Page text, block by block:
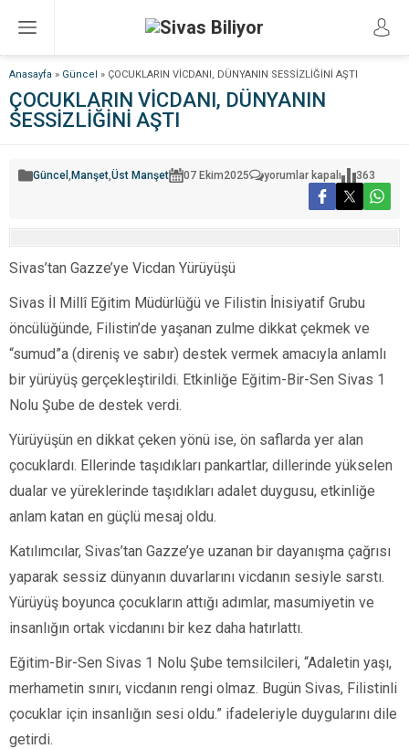
Anasayfa » Güncel » ÇOCUKLARIN VİCDANI, DÜNYANIN SESSİZLİĞİNİ AŞTI
ÇOCUKLARIN VİCDANI, DÜNYANIN
SESSİZLİĞİNİ AŞTI
Güncel , Manşet,Üst Manşet 07 Ekim2025
ÇOCUKLARIN
SESSİZLİĞİNİ
AŞTI
yorumlar kapalı 363
Sivas’tan Gazze’ye Vicdan Yürüyüşü
Sivas İl Millî Eğitim Müdürlüğü ve Filistin İnisiyatif Grubu
öncülüğünde, Filistin’de yaşanan zulme dikkat çekmek ve
“sumud”a (direniş ve sabır) destek vermek amacıyla anlamlı
bir yürüyüş gerçekleştirildi. Etkinliğe Eğitim-Bir-Sen Sivas 1
Nolu Şube de destek verdi.
Yürüyüşün en dikkat çeken yönü ise, ön saflarda yer alan
çocuklardı. Ellerinde taşıdıkları pankartlar, dillerinde yükselen
dualar ve yüreklerinde taşıdıkları adalet duygusu, etkinliğe
anlam katan en güçlü mesaj oldu.
Katılımcılar, Sivas’tan Gazze’ye uzanan bir dayanışma çağrısı
yaparak sessiz dünyanın duvarlarını vicdanın sesiyle sarstı.
Yürüyüş boyunca çocukların attığı adımlar, masumiyetin ve
insanlığın ortak vicdanını bir kez daha hatırlattı.
Eğitim-Bir-Sen Sivas 1 Nolu Şube temsilcileri, “Adaletin yaşı,
merhametin sınırı, vicdanın rengi olmaz. Bugün Sivas, Filistinli
çocuklar için insanlığın sesi oldu.” ifadeleriyle duygularını dile
getirdi.